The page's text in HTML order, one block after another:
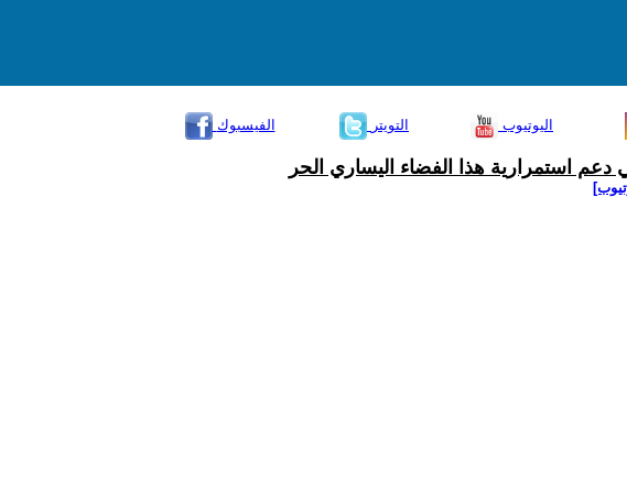
الفيسبوك
التويتر اليوتيوب
دعم استمرارية هذا الفضاء اليساري الحر